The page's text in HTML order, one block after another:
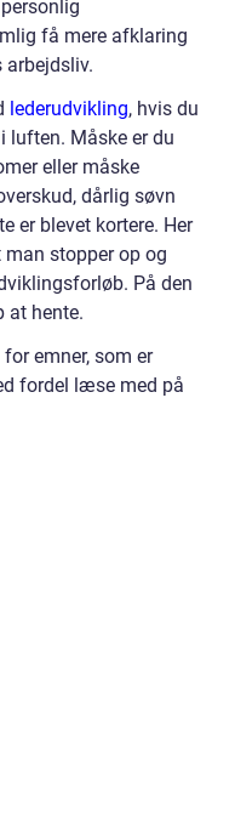
få mere afklaring
arbejdsliv.
lederudvikling, hvis du
luften. Måske er du
eller måske
dårlig søvn
er blevet kortere. Her
stopper op og
På den
at hente.
emner, som er
fordel læse med på